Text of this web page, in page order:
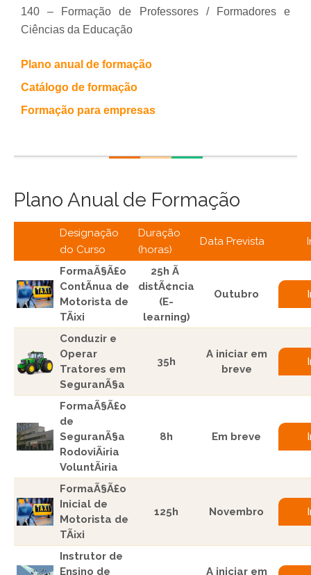
140 – Formação de Professores / Formadores e
Ciências da Educação
Plano anual de formação
Catálogo de formação
Formação para empresas
Plano Anual de Formação
Designação
do Curso
Duração
(horas)
Data Prevista
FormaÃ§Ã£o
ContÃ­nua de
Motorista de
TÃ¡xi
25h Ã
distÃ¢ncia
(E-
learning)
Outubro
Conduzir e
Operar
Tratores em
SeguranÃ§a
35h
A iniciar em
breve
FormaÃ§Ã£o
de
SeguranÃ§a
RodoviÃ¡ria
VoluntÃ¡ria
8h Em breve
FormaÃ§Ã£o
Inicial de
Motorista de
TÃ¡xi
125h Novembro
Instrutor de
Ensino de
A iniciar em